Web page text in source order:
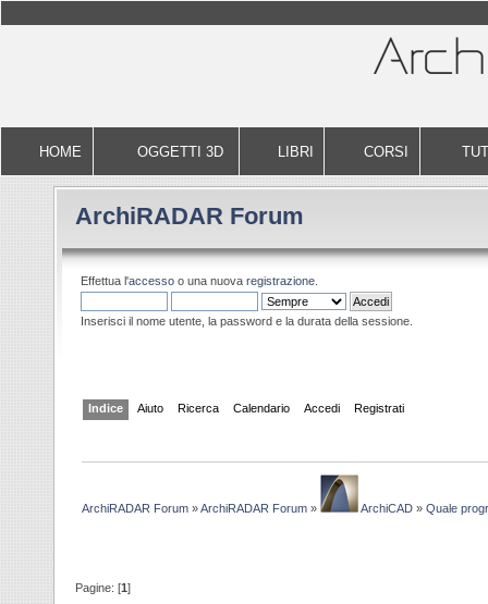
HOME OGGETTI 3D LIBRI CORSI
ArchiRADAR Forum
Effettua l'accesso o una nuova registrazione.
Inserisci il nome utente, la password e la durata della sessione.
Indice Aiuto Ricerca Calendario Accedi Registrati
ArchiRADAR Forum »ArchiRADAR Forum » ArchiCAD »Quale
Pagine: [1]